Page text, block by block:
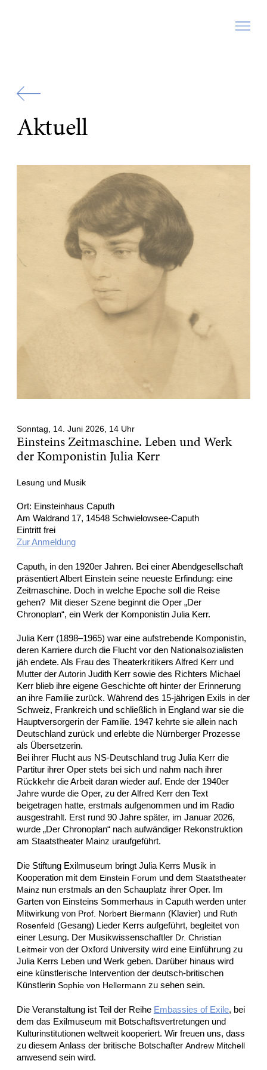
Aktuell
Sonntag, 14. Juni 2026, 14 Uhr
Einsteins Zeitmaschine. Leben und Werk
der Komponistin Julia Kerr
Lesung und Musik
Ort: Einsteinhaus Caputh
Am Waldrand 17, 14548 Schwielowsee-Caputh
Eintritt frei
Zur Anmeldung
Caputh, in den 1920er Jahren. Bei einer Abendgesellschaft
präsentiert Albert Einstein seine neueste Erfindung: eine
Zeitmaschine. Doch in welche Epoche soll die Reise
gehen? Mit dieser Szene beginnt die Oper „Der
Chronoplan“, ein Werk der Komponistin Julia Kerr.
Julia Kerr (1898–1965) war eine aufstrebende Komponistin,
deren Karriere durch die Flucht vor den Nationalsozialisten
jäh endete. Als Frau des Theaterkritikers Alfred Kerr und
Mutter der Autorin Judith Kerr sowie des Richters Michael
Kerr blieb ihre eigene Geschichte oft hinter der Erinnerung
an ihre Familie zurück. Während des 15-jährigen Exils in der
Schweiz, Frankreich und schließlich in England war sie die
Hauptversorgerin der Familie. 1947 kehrte sie allein nach
Deutschland zurück und erlebte die Nürnberger Prozesse
als Übersetzerin.
Bei ihrer Flucht aus NS-Deutschland trug Julia Kerr die
Partitur ihrer Oper stets bei sich und nahm nach ihrer
Rückkehr die Arbeit daran wieder auf. Ende der 1940er
Jahre wurde die Oper, zu der Alfred Kerr den Text
beigetragen hatte, erstmals aufgenommen und im Radio
ausgestrahlt. Erst rund 90 Jahre später, im Januar 2026,
wurde „Der Chronoplan“ nach aufwändiger Rekonstruktion
am Staatstheater Mainz uraufgeführt.
Die Stiftung Exilmuseum bringt Julia Kerrs Musik in
Kooperation mit dem Einstein Forum und dem Staatstheater
Mainz nun erstmals an den Schauplatz ihrer Oper. Im
Garten von Einsteins Sommerhaus in Caputh werden unter
Mitwirkung von Prof. Norbert Biermann (Klavier) und Ruth
Rosenfeld (Gesang) Lieder Kerrs aufgeführt, begleitet von
einer Lesung. Der Musikwissenschaftler Dr. Christian
Leitmeir von der Oxford University wird eine Einführung zu
Julia Kerrs Leben und Werk geben. Darüber hinaus wird
eine künstlerische Intervention der deutsch-britischen
Künstlerin Sophie von Hellermann zu sehen sein.
Die Veranstaltung ist Teil der Reihe Embassies of Exile, bei
dem das Exilmuseum mit Botschaftsvertretungen und
Kulturinstitutionen weltweit kooperiert. Wir freuen uns, dass
zu diesem Anlass der britische Botschafter Andrew Mitchell
anwesend sein wird.